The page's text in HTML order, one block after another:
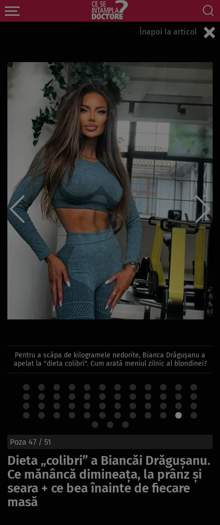
Înapoi la articol
Pentru a scăpa de kilogramele nedorite, Bianca Drăgușanu a
apelat la "dieta colibri". Cum arată meniul zilnic al blondinei?
Poza 47 / 51
Dieta „colibri” a Biancăi Drăgușanu.
Ce mănâncă dimineața, la prânz și
seara + ce bea înainte de fiecare
masă